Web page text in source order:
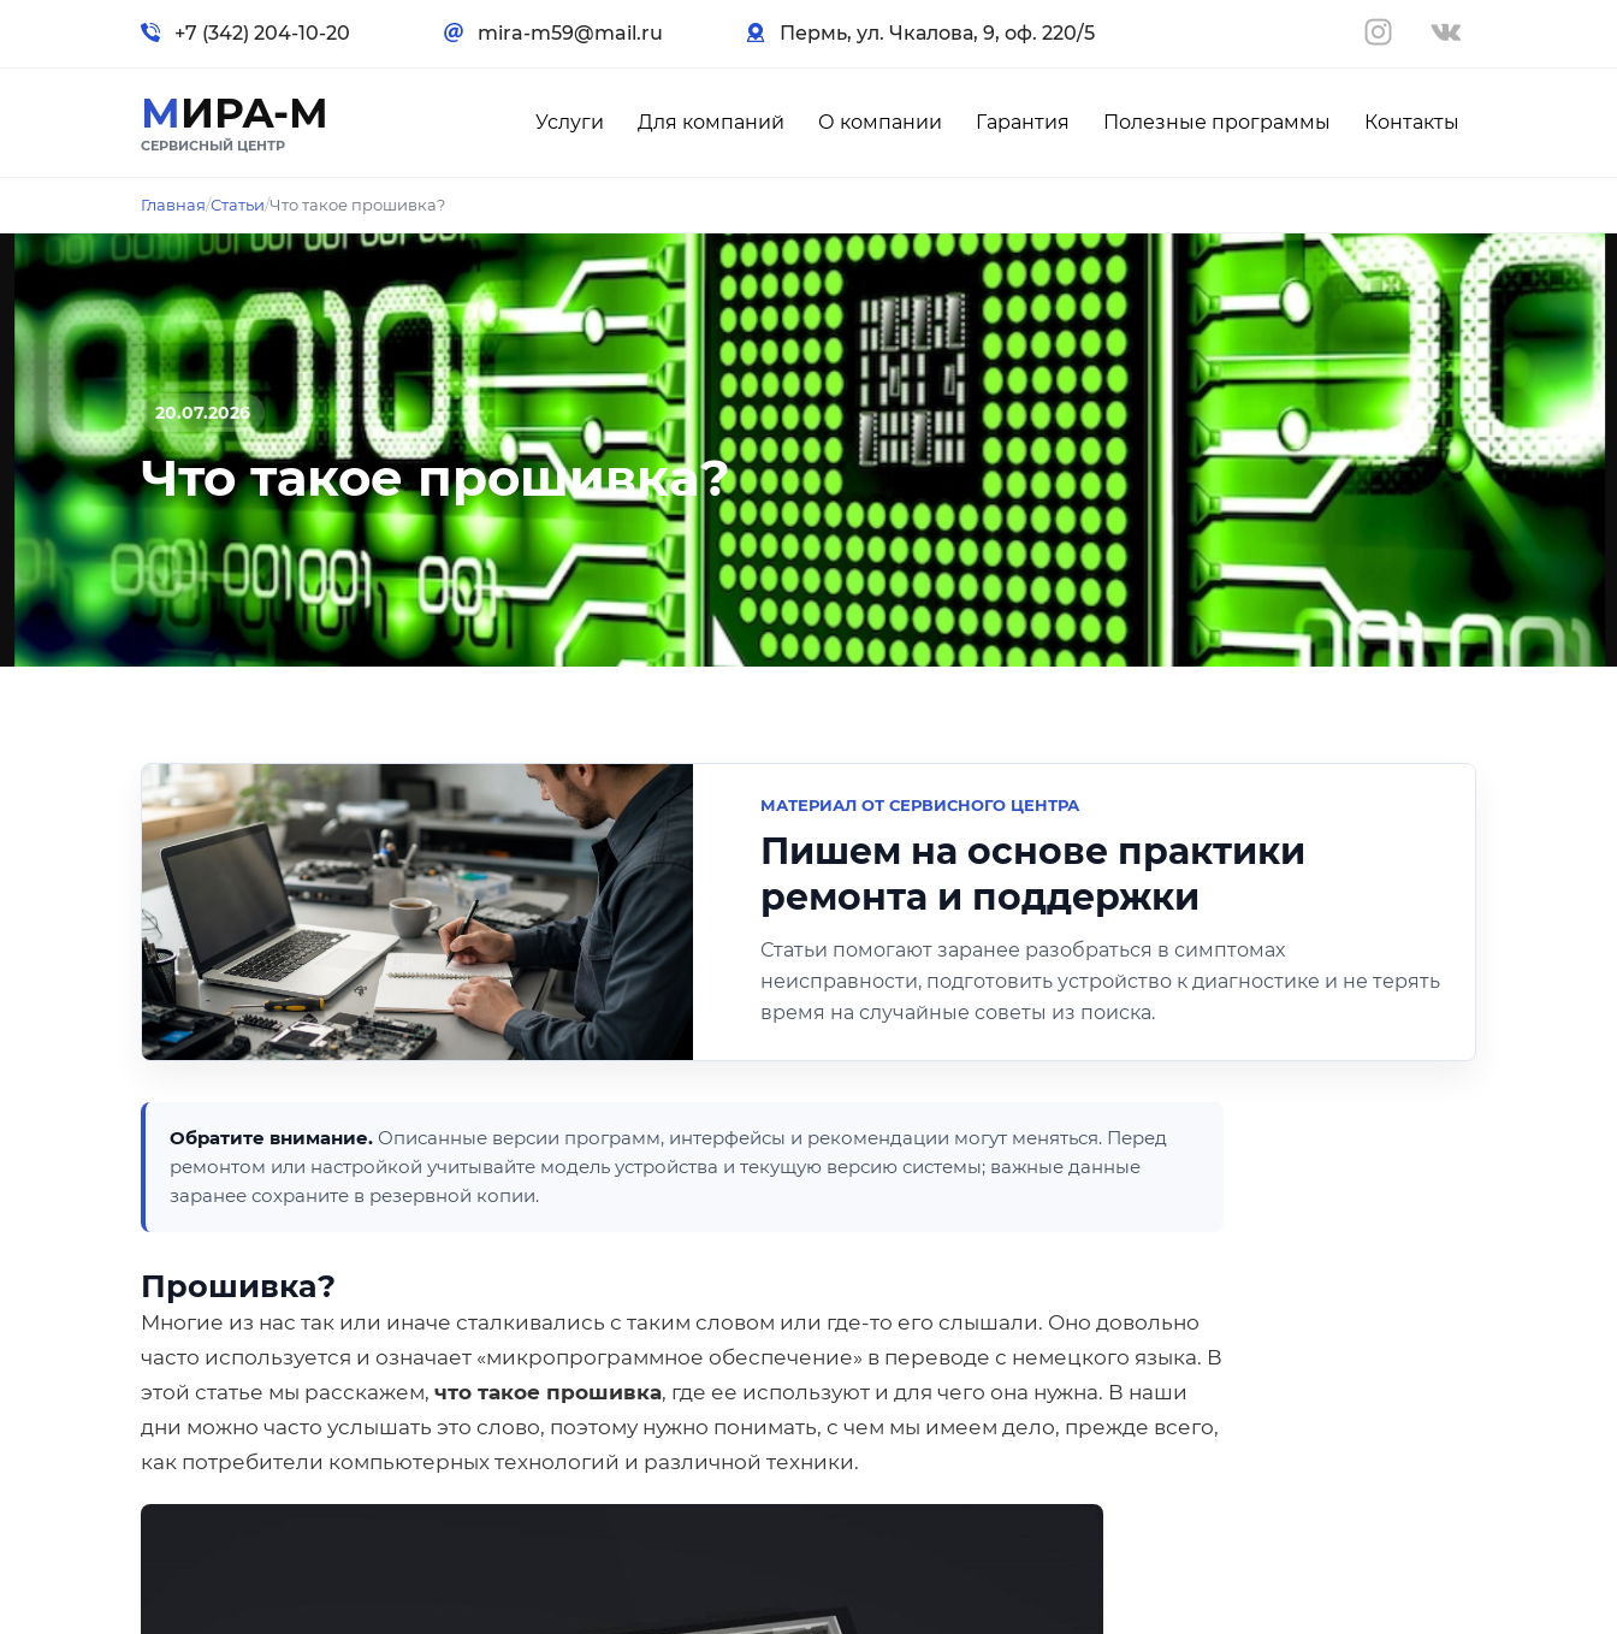
+7 (342) 204-10-20 mira-m59@mail.ru Пермь, ул. Чкалова, 9, оф. 220/5
МИРА-М
СЕРВИСНЫЙ ЦЕНТР
Услуги Для компаний О компании Гарантия Полезные программы Контакты
Главная/Статьи/Что такое прошивка?
20.07.2026
Что такое прошивка?
МАТЕРИАЛ ОТ СЕРВИСНОГО ЦЕНТРА
Пишем на основе практики
ремонта и поддержки
Статьи помогают заранее разобраться в симптомах
неисправности, подготовить устройство к диагностике и не терять
время на случайные советы из поиска.
Обратите внимание. Описанные версии программ, интерфейсы и рекомендации могут меняться. Перед
ремонтом или настройкой учитывайте модель устройства и текущую версию системы; важные данные
заранее сохраните в резервной копии.
Прошивка?
Многие из нас так или иначе сталкивались с таким словом или где-то его слышали. Оно довольно
часто используется и означает «микропрограммное обеспечение» в переводе с немецкого языка. В
этой статье мы расскажем, что такое прошивка, где ее используют и для чего она нужна. В наши
дни можно часто услышать это слово, поэтому нужно понимать, с чем мы имеем дело, прежде всего,
как потребители компьютерных технологий и различной техники.